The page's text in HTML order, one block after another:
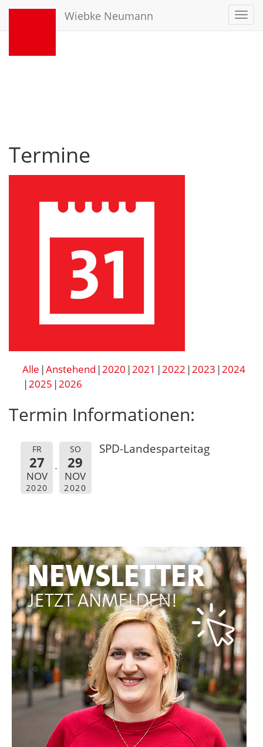
Wiebke Neumann
Termine
Alle Anstehend 2020 2021 2022 2023 2024
2025 2026
Termin Informationen:
FR
27
NOV
2020
SO
29
NOV
2020
SPD-Landesparteitag